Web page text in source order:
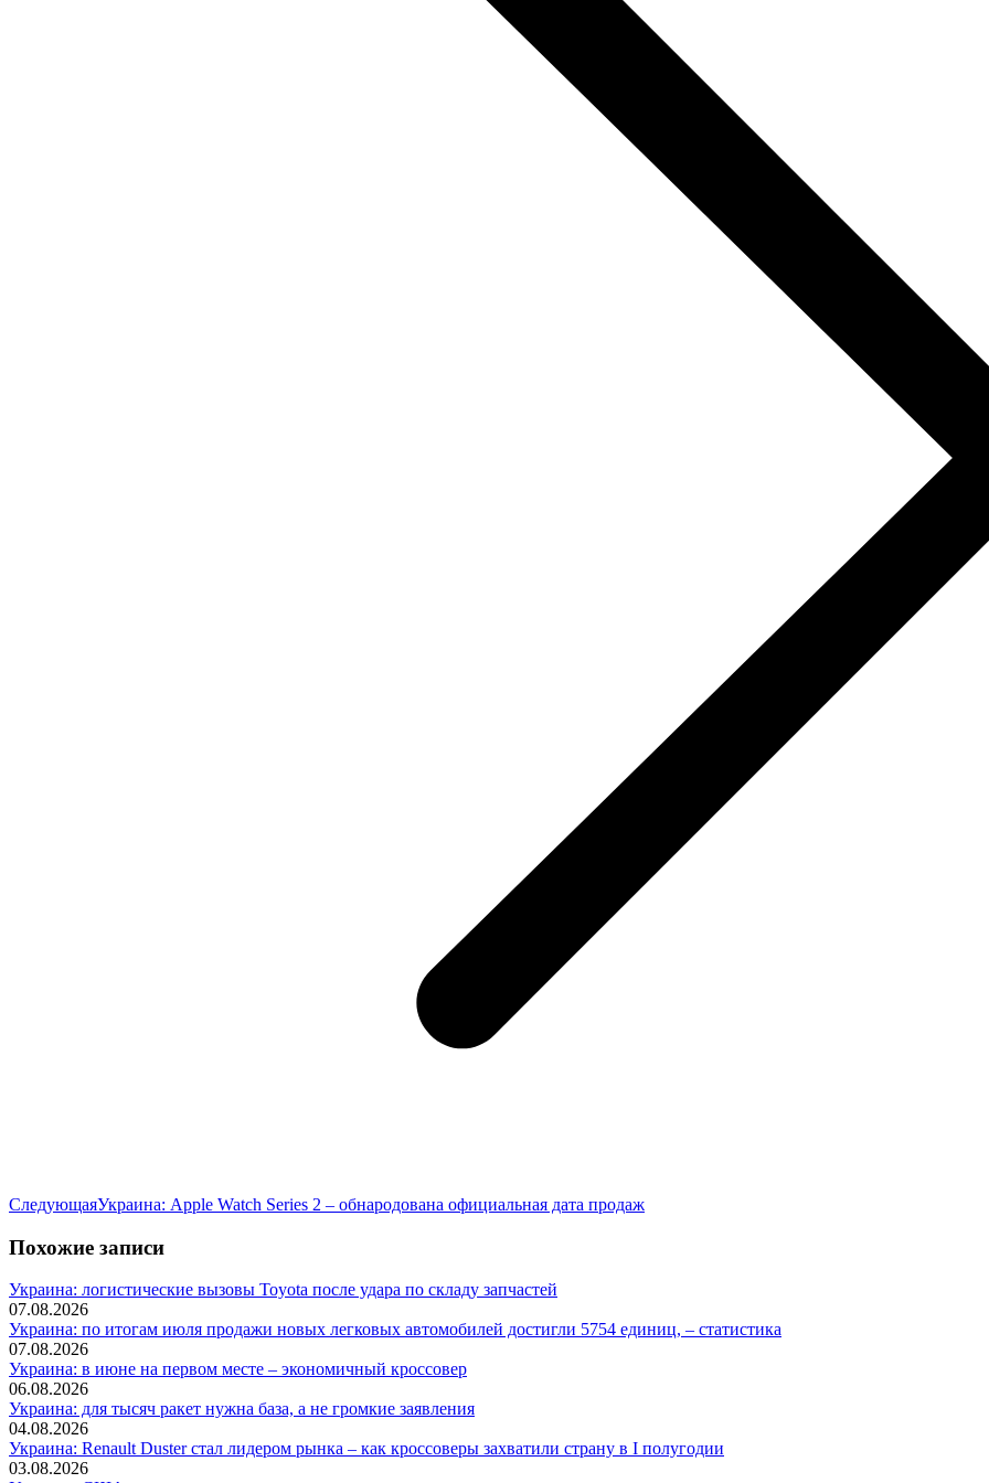
СледующаяСледующая
Украина: Apple Watch Series 2 – обнародована официальная дата продаж
Похожие записи
Украина: логистические вызовы Toyota после удара по складу запчастей
07.08.2026
Украина: по итогам июля продажи новых легковых автомобилей достигли 5754 единиц, – статистика
07.08.2026
Украина: в июне на первом месте – экономичный кроссовер
06.08.2026
Украина: для тысяч ракет нужна база, а не громкие заявления
04.08.2026
Украина: Renault Duster стал лидером рынка – как кроссоверы захватили страну в I полугодии
03.08.2026